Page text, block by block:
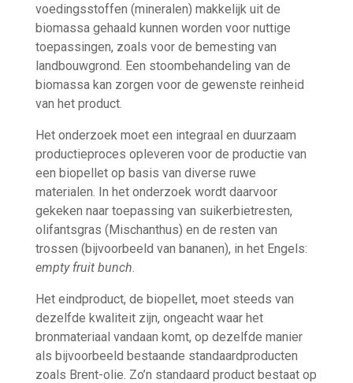
voedingsstoffen (mineralen) makkelijk uit de
biomassa gehaald kunnen worden voor nuttige
toepassingen, zoals voor de bemesting van
landbouwgrond. Een stoombehandeling van de
biomassa kan zorgen voor de gewenste reinheid
van het product.
Het onderzoek moet een integraal en duurzaam
productieproces opleveren voor de productie van
een biopellet op basis van diverse ruwe
materialen. In het onderzoek wordt daarvoor
gekeken naar toepassing van suikerbietresten,
olifantsgras (Mischanthus) en de resten van
trossen (bijvoorbeeld van bananen), in het Engels:
empty fruit bunch.
Het eindproduct, de biopellet, moet steeds van
dezelfde kwaliteit zijn, ongeacht waar het
bronmateriaal vandaan komt, op dezelfde manier
als bijvoorbeeld bestaande standaardproducten
zoals Brent-olie. Zo’n standaard product bestaat op